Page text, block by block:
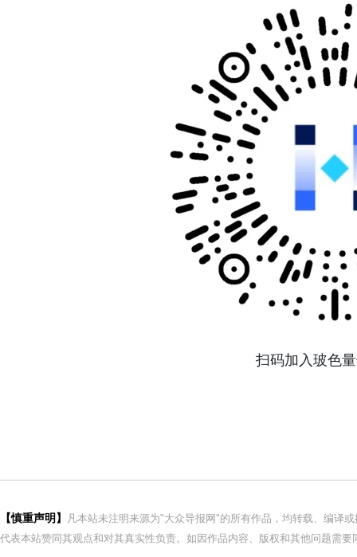
扫码加入玻色
【慎重声明】
凡本站未注明来源为"大众导报网"的所有作品，均转载、编译
代表本站赞同其观点和对其真实性负责。如因作品内容、版权和其他问题需